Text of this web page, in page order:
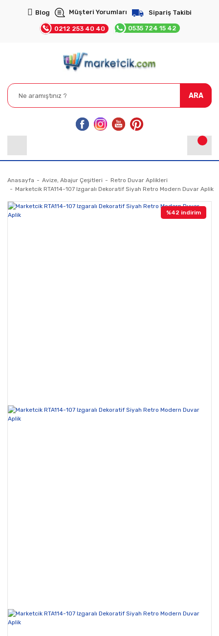
Blog Müşteri Yorumları Sipariş Takibi
0212 253 40 40 0535 724 15 42
ARA
Anasayfa Avize, Abajur Çeşitleri
Retro Duvar Aplikleri
Marketcik RTA114-107 Izgaralı Dekoratif Siyah Retro Modern Duvar Aplik
%42 indirim